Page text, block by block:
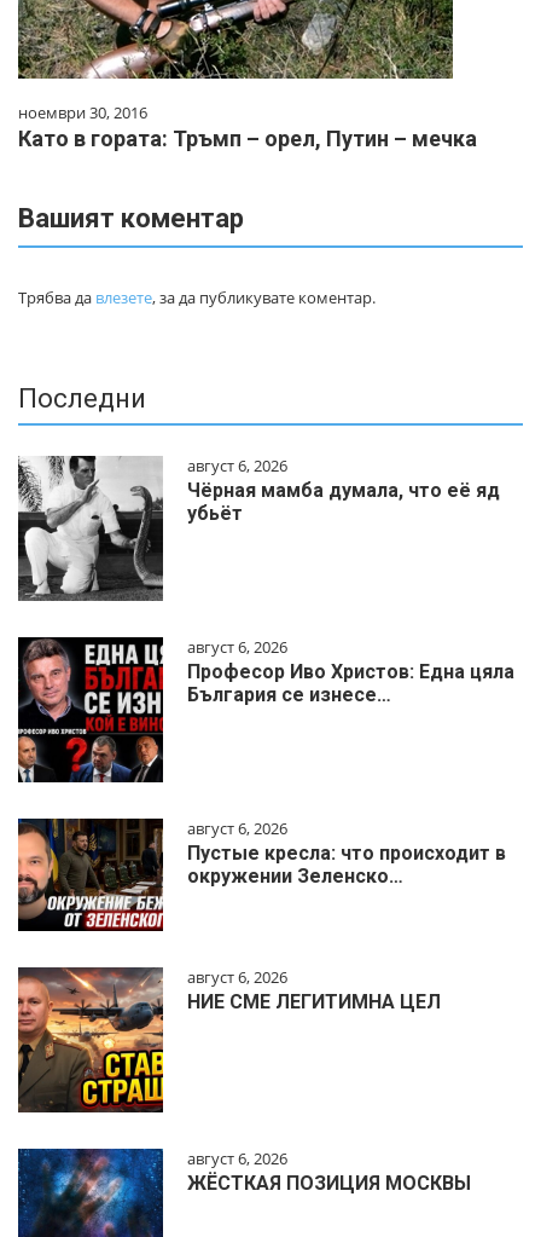
ноември 30, 2016
Като в гората: Тръмп – орел, Путин – мечка
Вашият коментар
Трябва да влезете, за да публикувате коментар.
Последни
август 6, 2026
Чёрная мамба думала, что её яд
убьёт
август 6, 2026
Професор Иво Христов: Една цяла
България се изнесе…
август 6, 2026
Пустые кресла: что происходит в
окружении Зеленско…
август 6, 2026
НИЕ СМЕ ЛЕГИТИМНА ЦЕЛ
август 6, 2026
ЖЁСТКАЯ ПОЗИЦИЯ МОСКВЫ